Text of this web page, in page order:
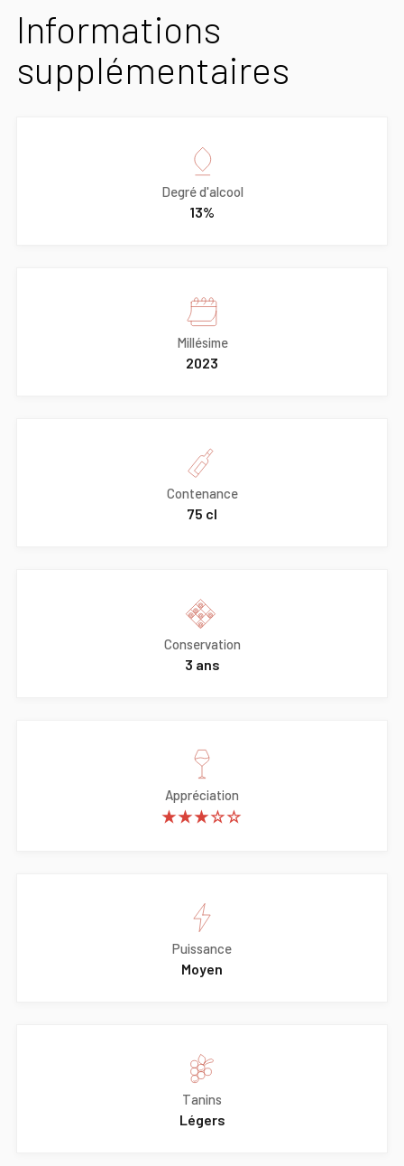
Informations
supplémentaires
Degré d'alcool
13%
Millésime
2023
Contenance
75 cl
Conservation
3 ans
Appréciation
★★★☆☆
Puissance
Moyen
Tanins
Légers